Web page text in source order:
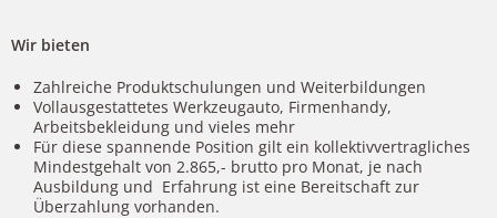
Wir bieten
Zahlreiche Produktschulungen und Weiterbildungen
Vollausgestattetes Werkzeugauto, Firmenhandy,
Arbeitsbekleidung und vieles mehr
Für diese spannende Position gilt ein kollektivvertragliches
Mindestgehalt von 2.865,- brutto pro Monat, je nach
Ausbildung und Erfahrung ist eine Bereitschaft zur
Überzahlung vorhanden.